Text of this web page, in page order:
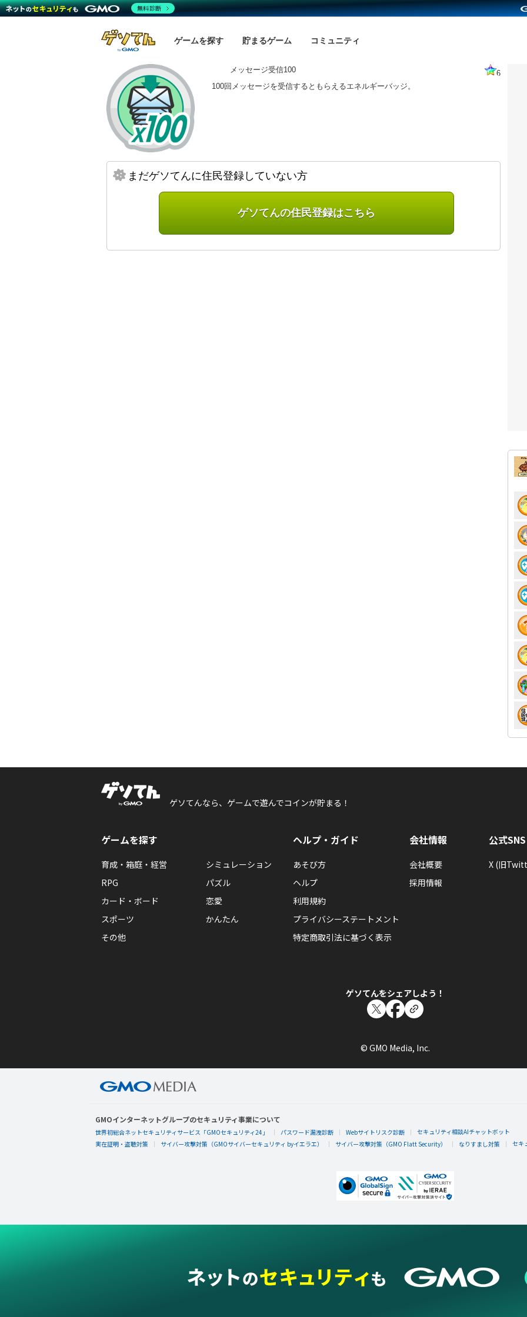
ゲームを探す 貯まるゲーム コミュニティ
メッセージ受信100
6
100回メッセージを受信するともらえるエネルギーバッジ。
まだゲソてんに住民登録していない方
ゲソてんの住民登録はこちら
ゲソてんなら、ゲームで遊んでコインが貯まる！
ゲームを探す
育成・箱庭・経営
シミュレーション
RPG
パズル
カード・ボード
恋愛
スポーツ
かんたん
その他
ヘルプ・ガイド
あそび方
ヘルプ
利用規約
プライバシーステートメント
特定商取引法に基づく表示
会社情報
会社概要
採用情報
公式SNS
X (旧
ゲソてんをシェアしよう！
© GMO Media, Inc.
GMOインターネットグループのセキュリティ事業について
世界初総合ネットセキュリティサービス「GMOセキュリティ24」 パスワード漏洩診断 Webサイトリスク診断
セキュリティ相談AIチャットボット
実在証明・盗聴対策
サイバー攻撃対策（GMOサイバーセキュリティ byイエラエ） サイバー攻撃対策（GMO Flatt Security） なりすまし対策 セキ
無料診断